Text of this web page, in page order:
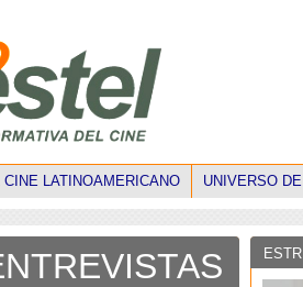
CINE LATINOAMERICANO UNIVERSO